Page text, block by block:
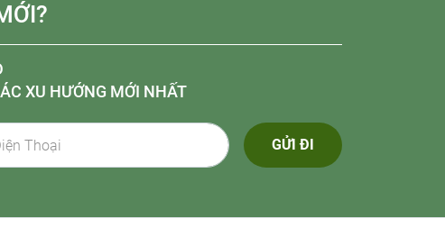
XU HƯỚNG MỚI NHẤT
GỬI ĐI